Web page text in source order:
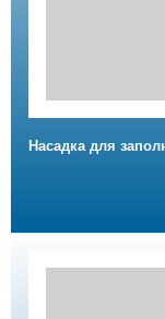
Насадка для